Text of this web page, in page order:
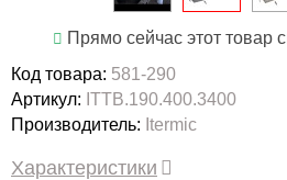
Прямо сейчас этот товар
Код товара: 581-290
Артикул: ITTB.190.400.3400
Производитель: Itermic
Характеристики